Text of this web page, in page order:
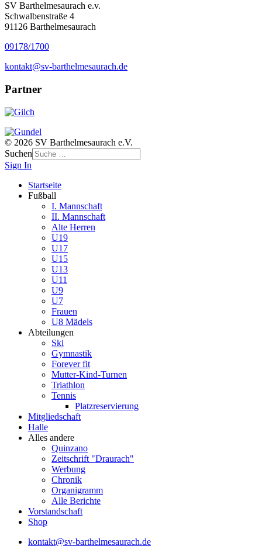
SV Barthelmesaurach e.v.
Schwalbenstraße 4
91126 Barthelmesaurach
09178/1700
kontakt@sv-barthelmesaurach.de
Partner
© 2026 SV Barthelmesaurach e.V.
Suchen
Sign In
Startseite
Fußball
I. Mannschaft
II. Mannschaft
Alte Herren
U19
U17
U15
U13
U11
U9
U7
Frauen
U8 Mädels
Abteilungen
Ski
Gymnastik
Forever fit
Mutter-Kind-Turnen
Triathlon
Tennis
Platzreservierung
Mitgliedschaft
Halle
Alles andere
Quinzano
Zeitschrift "Draurach"
Werbung
Chronik
Organigramm
Alle Berichte
Vorstandschaft
Shop
kontakt@sv-barthelmesaurach.de